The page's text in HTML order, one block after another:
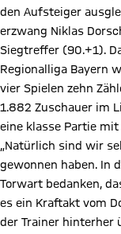
den Aufsteiger
erzwang Niklas
Siegtreffer (90.+1).
Regionalliga Bayern
vier Spielen zehn
1.882 Zuschauer im
eine klasse Partie
„Natürlich sind wir
gewonnen haben. In
Torwart bedanken,
es ein Kraftakt vom
der Trainer hinterher